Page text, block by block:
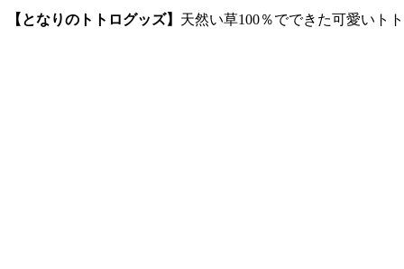
【となりのトトログッズ】 天然い草100％でできた可愛いト